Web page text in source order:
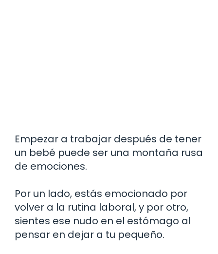
Empezar a trabajar después de tener
un bebé puede ser una montaña rusa
de emociones.
Por un lado, estás emocionado por
volver a la rutina laboral, y por otro,
sientes ese nudo en el estómago al
pensar en dejar a tu pequeño.